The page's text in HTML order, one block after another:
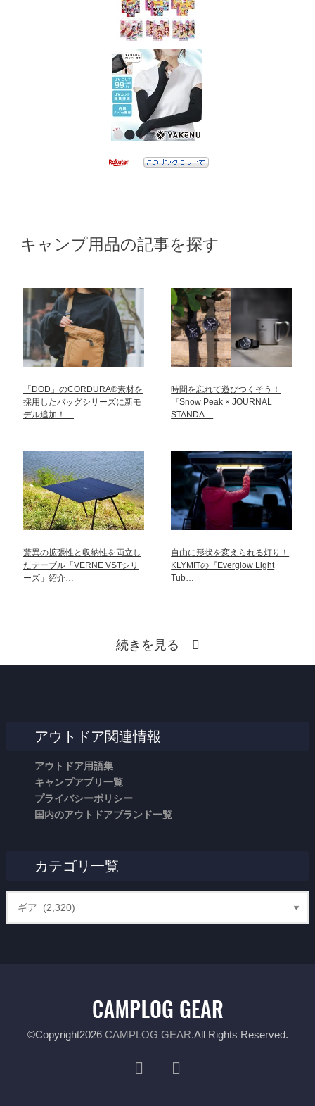
キャンプ用品の記事を探す
「DOD」のCORDURA®素材を
採用したバッグシリーズに新モ
デル追加！…
時間を忘れて遊びつくそう！
『Snow Peak × JOURNAL
STANDA…
驚異の拡張性と収納性を両立し
たテーブル「VERNE VSTシリ
ーズ」紹介…
自由に形状を変えられる灯り！
KLYMITの『Everglow Light
Tub…
続きを見る
アウトドア関連情報
アウトドア用語集
キャンプアプリ一覧
プライバシーポリシー
国内のアウトドアブランド一覧
カテゴリ一覧
©Copyright2026 CAMPLOG GEAR.All Rights Reserved.